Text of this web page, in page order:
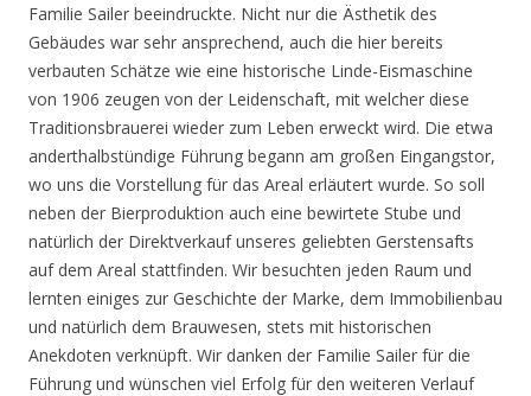
Familie Sailer beeindruckte. Nicht nur die Ästhetik des
Gebäudes war sehr ansprechend, auch die hier bereits
verbauten Schätze wie eine historische Linde-Eismaschine
von 1906 zeugen von der Leidenschaft, mit welcher diese
Traditionsbrauerei wieder zum Leben erweckt wird. Die etwa
anderthalbstündige Führung begann am großen Eingangstor,
wo uns die Vorstellung für das Areal erläutert wurde. So soll
neben der Bierproduktion auch eine bewirtete Stube und
natürlich der Direktverkauf unseres geliebten Gerstensafts
auf dem Areal stattfinden. Wir besuchten jeden Raum und
lernten einiges zur Geschichte der Marke, dem Immobilienbau
und natürlich dem Brauwesen, stets mit historischen
Anekdoten verknüpft. Wir danken der Familie Sailer für die
Führung und wünschen viel Erfolg für den weiteren Verlauf